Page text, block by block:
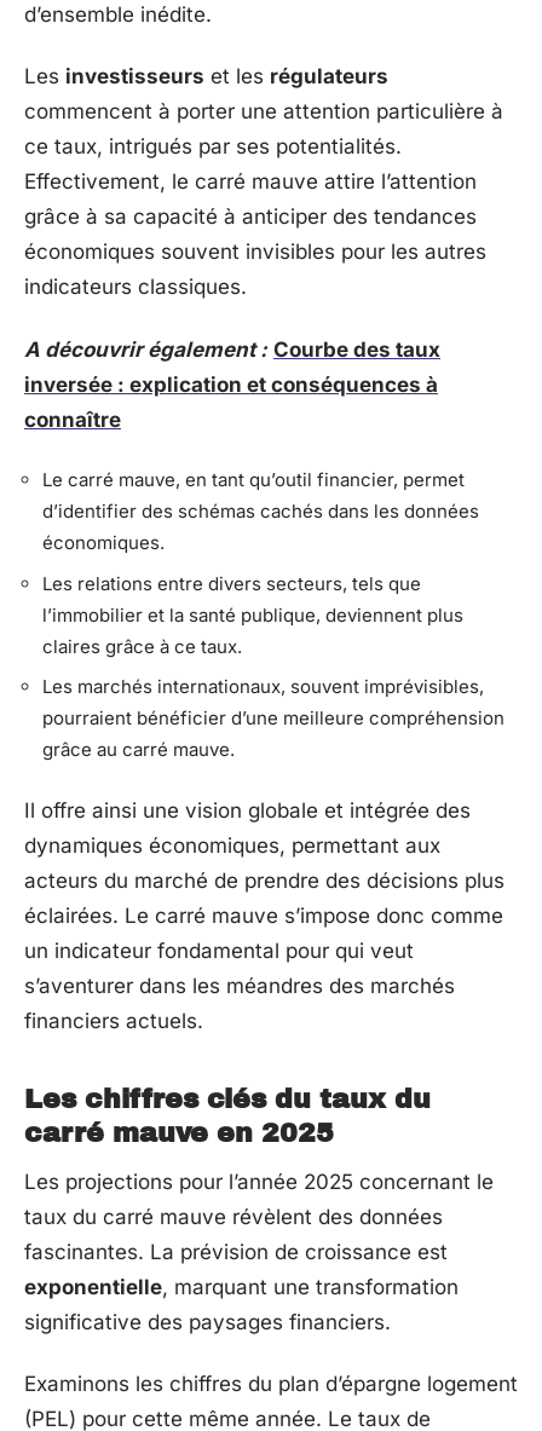
d’ensemble inédite.
Les investisseurs et les régulateurs
commencent à porter une attention particulière à
ce taux, intrigués par ses potentialités.
Effectivement, le carré mauve attire l’attention
grâce à sa capacité à anticiper des tendances
économiques souvent invisibles pour les autres
indicateurs classiques.
A découvrir également : Courbe des taux
inversée : explication et conséquences à
connaître
Le carré mauve, en tant qu’outil financier, permet
d’identifier des schémas cachés dans les données
économiques.
Les relations entre divers secteurs, tels que
l’immobilier et la santé publique, deviennent plus
claires grâce à ce taux.
Les marchés internationaux, souvent imprévisibles,
pourraient bénéficier d’une meilleure compréhension
grâce au carré mauve.
Il offre ainsi une vision globale et intégrée des
dynamiques économiques, permettant aux
acteurs du marché de prendre des décisions plus
éclairées. Le carré mauve s’impose donc comme
un indicateur fondamental pour qui veut
s’aventurer dans les méandres des marchés
financiers actuels.
Les chiffres clés du taux du
carré mauve en 2025
Les projections pour l’année 2025 concernant le
taux du carré mauve révèlent des données
fascinantes. La prévision de croissance est
exponentielle, marquant une transformation
significative des paysages financiers.
Examinons les chiffres du plan d’épargne logement
(PEL) pour cette même année. Le taux de